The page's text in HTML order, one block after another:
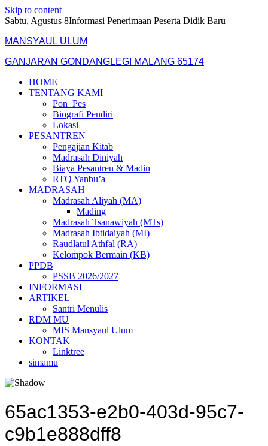
Skip to content
Sabtu, Agustus 8Informasi Penerimaan Peserta Didik Baru
MANSYAUL ULUM
GANJARAN GONDANGLEGI MALANG 65174
HOME
TENTANG KAMI
Pon_Pes
Biografi Pendiri
Lokasi
PESANTREN
Pengajian Kitab
Madrasah Diniyah
Biaya Pesantren & Madin
RTQ Yanbu’a
MADRASAH
Madrasah Aliyah (MA)
Mading
Madrasah Tsanawiyah (MTs)
Madrasah Ibtidaiyah (MI)
Raudlatul Athfal (RA)
Kelompok Bermain (KB)
PPDB
PSSB 2026/2027
INFORMASI
ARTIKEL
Santri Menulis
RDM MU
MIS Mansyaul Ulum
KONTAK
Linktree
simamu
65ac1353-e2b0-403d-95c7-
c9b1e888dff8